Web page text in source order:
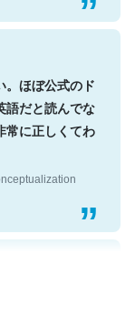
。ほぼ公式のド
だと読んでな
に正しくてわ